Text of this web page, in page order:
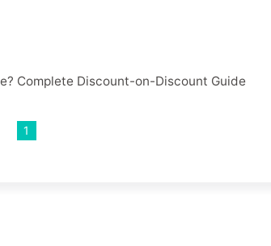
Complete Discount-on-Discount Guide
1